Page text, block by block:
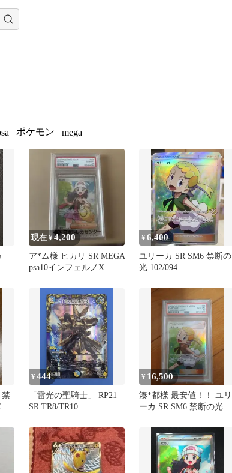
ポケモン mega
現在 ¥4,200
ア*ム様 ヒカリ SR MEGA
psa10インフェルノX
¥6,400
ユリーカ SR SM6 禁断の
光 102/094
禁
¥444
「雷光の聖騎士」 RP21
SR TR8/TR10
¥ 16,500
湊*都様 最安値！！ ユリ
ーカ SR SM6 禁断の光